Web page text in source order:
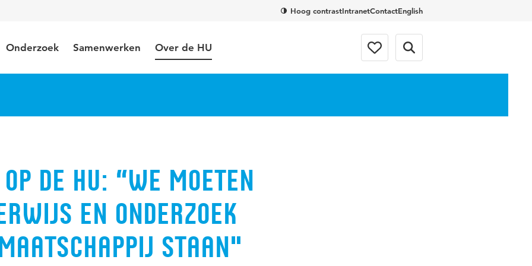
Hoog contrastIntranetContactEnglish
Onderzoek Samenwerken Over de HU
de HU: “We moeten
en onderzoek
staan"